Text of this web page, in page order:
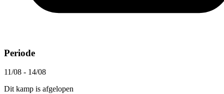
Periode
11/08 - 14/08
Dit kamp is afgelopen